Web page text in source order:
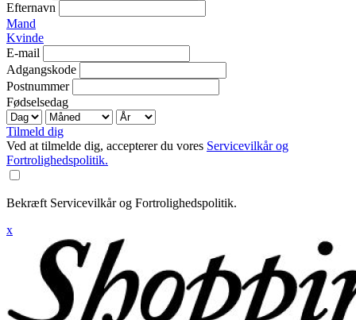
Efternavn
Mand
Kvinde
E-mail
Adgangskode
Postnummer
Fødselsedag
Tilmeld dig
Ved at tilmelde dig, accepterer du vores Servicevilkår og
Fortrolighedspolitik.
Bekræft Servicevilkår og Fortrolighedspolitik.
x